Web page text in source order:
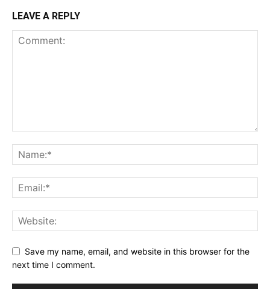
LEAVE A REPLY
Save my name, email, and website in this browser for the
next time I comment.